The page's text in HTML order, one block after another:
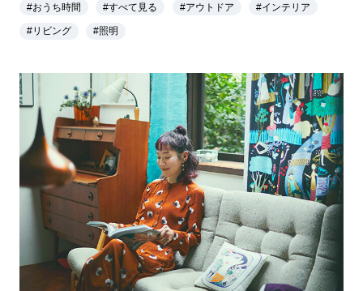
#おうち時間 #すべて見る #アウトドア #インテリア
#リビング #照明